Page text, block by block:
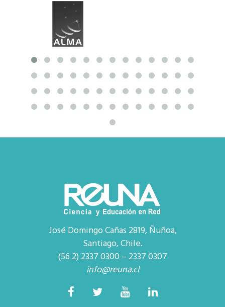
José Domingo Cañas 2819, Ñuñoa,
Santiago, Chile.
(56 2) 2337 0300 – 2337 0307
info@reuna.cl